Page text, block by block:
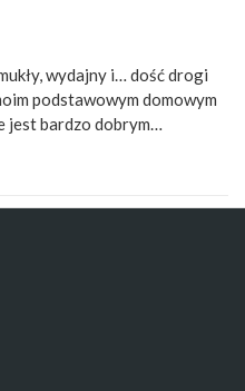
wydajny i… dość drogi
podstawowym domowym
jest bardzo dobrym…